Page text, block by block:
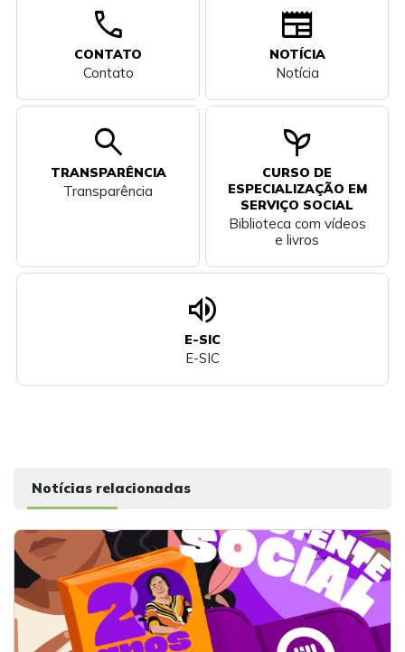
call
CONTATO
Contato
newspaper
NOTÍCIA
Notícia
search
TRANSPARÊNCIA
Transparência
psychiatry
CURSO DE
ESPECIALIZAÇÃO EM
SERVIÇO SOCIAL
Biblioteca com vídeos
e livros
volume_up
E-SIC
E-SIC
Notícias relacionadas